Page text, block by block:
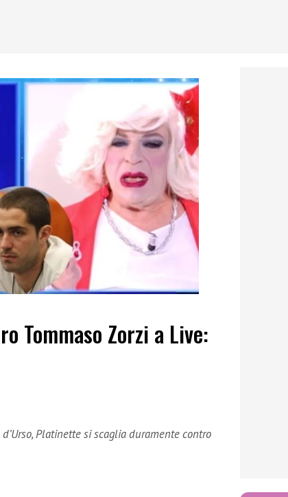
Tommaso Zorzi a Live:
Platinette si scaglia duramente contro